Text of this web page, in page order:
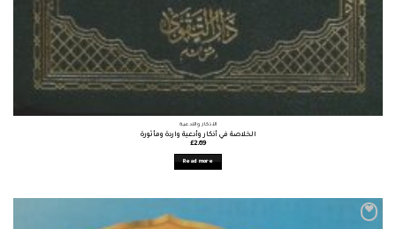
الأذكار والأدعية
الخلاصة في أذكار وأدعية واردة ومأثورة
£2.69
Read more